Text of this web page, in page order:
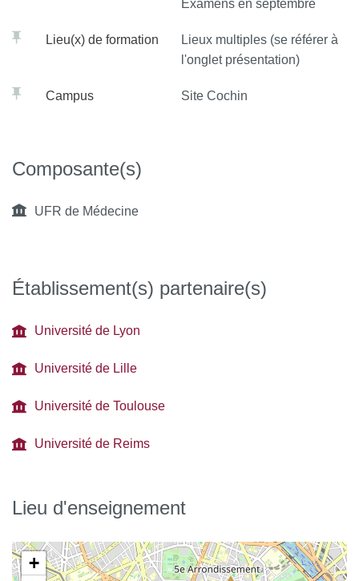
Examens en septembre
Lieu(x) de formation
Lieux multiples (se référer à
l'onglet présentation)
Campus Site Cochin
Composante(s)
UFR de Médecine
Établissement(s) partenaire(s)
Université de Lyon
Université de Lille
Université de Toulouse
Université de Reims
Lieu d'enseignement
+